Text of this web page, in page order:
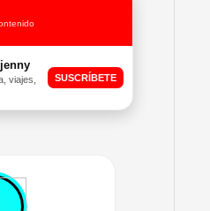
viajes,
SUSCRÍBETE